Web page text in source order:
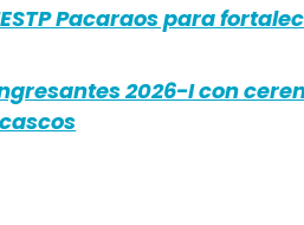
Pacaraos para
2026-I con